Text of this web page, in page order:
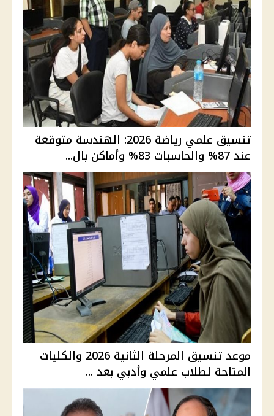
تنسيق علمي رياضة 2026: الهندسة متوقعة
عند 87% والحاسبات 83% وأماكن بال...
موعد تنسيق المرحلة الثانية 2026 والكليات
المتاحة لطلاب علمي وأدبي بعد ...